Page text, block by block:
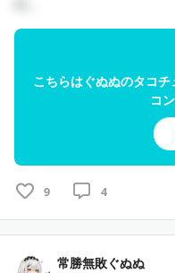
こちらはぐぬぬのタコ
コ
9 4
常勝無敗ぐぬぬ